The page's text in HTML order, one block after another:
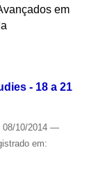
em
- 18 a 21
08/10/2014 —
em: